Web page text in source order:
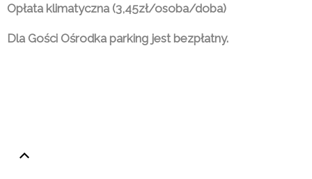
Opłata klimatyczna (3,45zł/osoba/doba)
Dla Gości Ośrodka parking jest bezpłatny.